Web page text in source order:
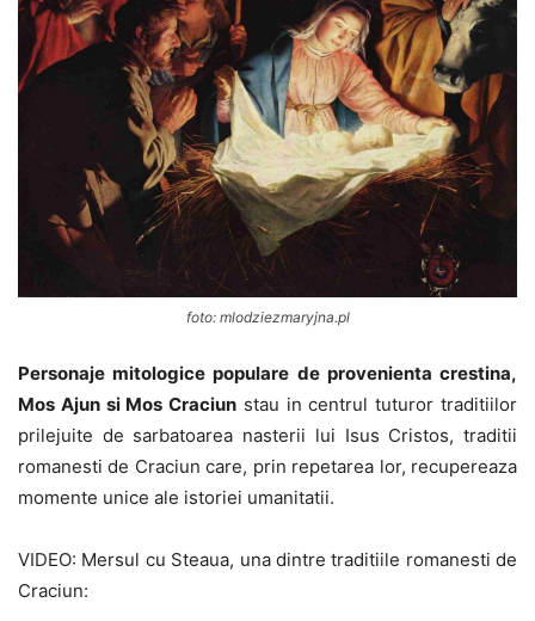
foto: mlodziezmaryjna.pl
Personaje mitologice populare de provenienta crestina,
Mos Ajun si Mos Craciun stau in centrul tuturor traditiilor
prilejuite de sarbatoarea nasterii lui Isus Cristos, traditii
romanesti de Craciun care, prin repetarea lor, recupereaza
momente unice ale istoriei umanitatii.
VIDEO: Mersul cu Steaua, una dintre traditiile romanesti de
Craciun: